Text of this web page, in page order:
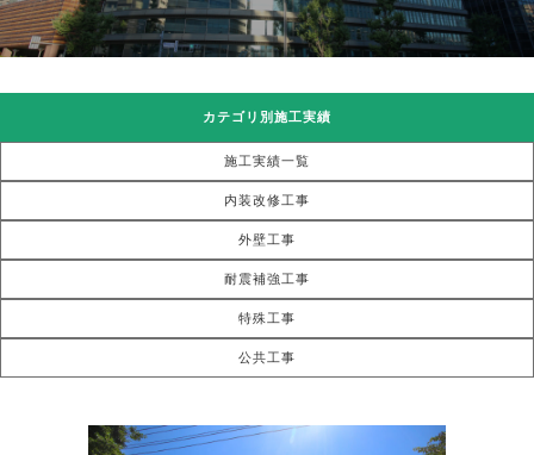
カテゴリ別施工実績
施工実績一覧
内装改修工事
外壁工事
耐震補強工事
特殊工事
公共工事